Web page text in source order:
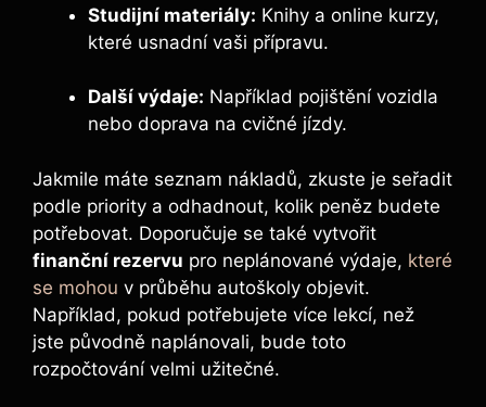
Studijní materiály: Knihy a ‍online kurzy,
které usnadní vaši​ přípravu.
Další výdaje: Například pojištění vozidla
nebo⁣ doprava na cvičné jízdy.
Jakmile máte seznam ‌nákladů, zkuste je seřadit
podle priority ​a odhadnout, kolik peněz budete
potřebovat. Doporučuje se také vytvořit
finanční rezervu pro neplánované výdaje, které
se mohou v průběhu ‍autoškoly objevit.
‍Například, pokud potřebujete více lekcí, než
jste původně naplánovali, bude toto
rozpočtování velmi ⁤užitečné.